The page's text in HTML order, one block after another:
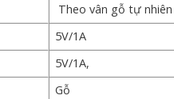
Theo vân gỗ tự
5V/1A
5V/1A,
Gỗ